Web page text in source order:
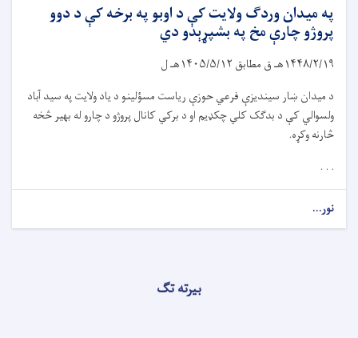
په میدان وردګ ولایت کې د اوبو په برخه کې د دوو
پروژو چارې مخ په بشپړېدو دي
۱۴۴۸/۲/۱۹هـ ق مطابق ۱۴۰۵/۵/۱۲هـ ل
د میدان ښار سیندیزې فرعي حوزې ریاست مسؤلینو د یاد ولایت په سید آباد
ولسوالي کې د بدګک کلي چکډیم او د برکي کانال پروژو د چارو له بهیر څخه
څارنه وکړه.
. . .
نور...
بیرته تګ